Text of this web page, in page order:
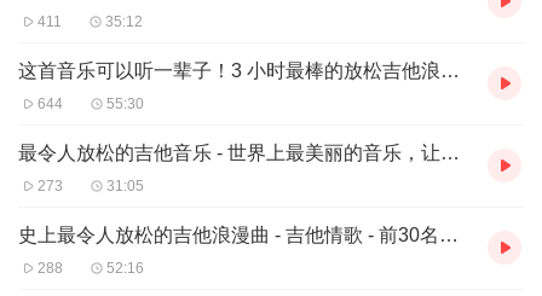
411 35:12
这首音乐可以听一辈子！3 小时最棒的放松吉他浪漫曲
644 55:30
最令人放松的吉他音乐 - 世界上最美丽的音乐，让你的心灵放松
273 31:05
史上最令人放松的吉他浪漫曲 - 吉他情歌 - 前30名吉他音乐
288 52:16